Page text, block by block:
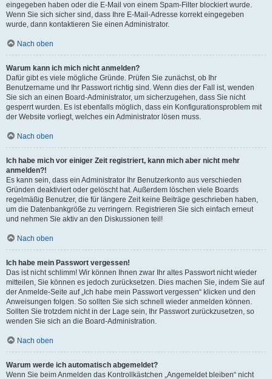
eingegeben haben oder die E-Mail von einem Spam-Filter blockiert wurde.
Wenn Sie sich sicher sind, dass Ihre E-Mail-Adresse korrekt eingegeben
wurde, dann kontaktieren Sie einen Administrator.
Nach oben
Warum kann ich mich nicht anmelden?
Dafür gibt es viele mögliche Gründe. Prüfen Sie zunächst, ob Ihr
Benutzername und Ihr Passwort richtig sind. Wenn dies der Fall ist, wenden
Sie sich an einen Board-Administrator, um sicherzugehen, dass Sie nicht
gesperrt wurden. Es ist ebenfalls möglich, dass ein Konfigurationsproblem mit
der Website vorliegt, welches ein Administrator lösen muss.
Nach oben
Ich habe mich vor einiger Zeit registriert, kann mich aber nicht mehr
anmelden?!
Es kann sein, dass ein Administrator Ihr Benutzerkonto aus verschieden
Gründen deaktiviert oder gelöscht hat. Außerdem löschen viele Boards
regelmäßig Benutzer, die für längere Zeit keine Beiträge geschrieben haben,
um die Datenbankgröße zu verringern. Registrieren Sie sich einfach erneut
und nehmen Sie aktiv an den Diskussionen teil!
Nach oben
Ich habe mein Passwort vergessen!
Das ist nicht schlimm! Wir können Ihnen zwar Ihr altes Passwort nicht wieder
mitteilen, Sie können es jedoch zurücksetzen. Dies machen Sie, indem Sie auf
der Anmelde-Seite auf „Ich habe mein Passwort vergessen“ klicken und den
Anweisungen folgen. So sollten Sie sich schnell wieder anmelden können.
Sollten Sie trotzdem nicht in der Lage sein, Ihr Passwort zurückzusetzen, so
wenden Sie sich an die Board-Administration.
Nach oben
Warum werde ich automatisch abgemeldet?
Wenn Sie beim Anmelden das Kontrollkästchen „Angemeldet bleiben“ nicht